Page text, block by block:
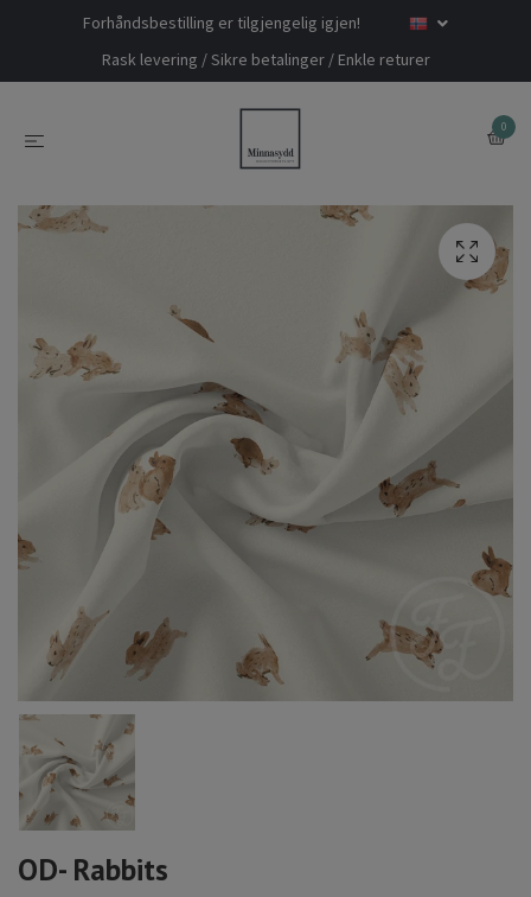
Forhåndsbestilling er tilgjengelig igjen!
Rask levering / Sikre betalinger / Enkle returer
0
OD- Rabbits